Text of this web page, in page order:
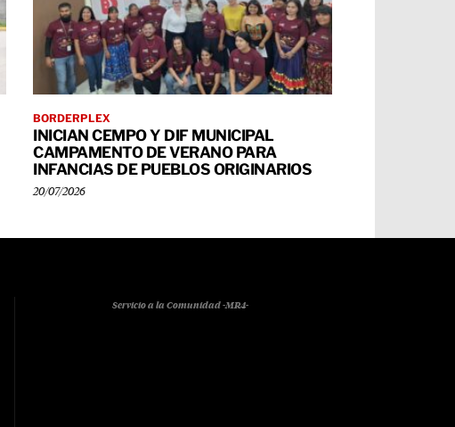
BORDERPLEX
INICIAN CEMPO Y DIF MUNICIPAL
CAMPAMENTO DE VERANO PARA
INFANCIAS DE PUEBLOS ORIGINARIOS
20/07/2026
Servicio a la Comunidad -MR4-